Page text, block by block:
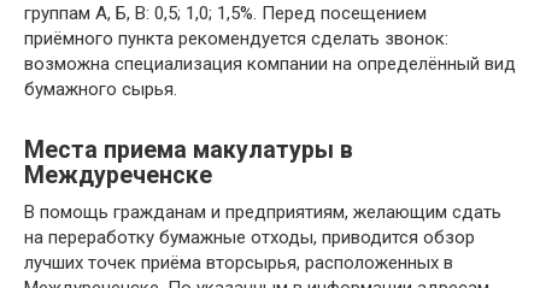
группам А, Б, В: 0,5; 1,0; 1,5%. Перед посещением
приёмного пункта рекомендуется сделать звонок:
возможна специализация компании на определённый вид
бумажного сырья.
Места приема макулатуры в
Междуреченске
В помощь гражданам и предприятиям, желающим сдать
на переработку бумажные отходы, приводится обзор
лучших точек приёма вторсырья, расположенных в